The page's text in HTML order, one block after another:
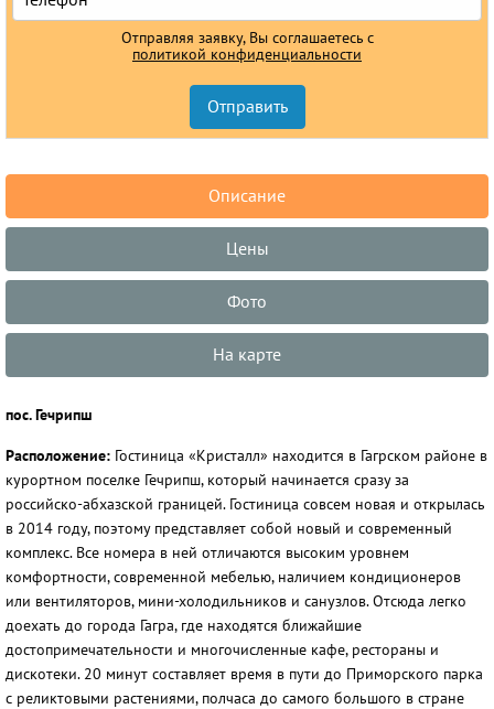
Отправляя заявку, Вы соглашаетесь с
политикой конфиденциальности
Описание
Цены
Фото
На карте
пос. Гечрипш
Расположение: Гостиница «Кристалл» находится в Гагрском районе в
курортном поселке Гечрипш, который начинается сразу за
российско-абхазской границей. Гостиница совсем новая и открылась
в 2014 году, поэтому представляет собой новый и современный
комплекс. Все номера в ней отличаются высоким уровнем
комфортности, современной мебелью, наличием кондиционеров
или вентиляторов, мини-холодильников и санузлов. Отсюда легко
доехать до города Гагра, где находятся ближайшие
достопримечательности и многочисленные кафе, рестораны и
дискотеки. 20 минут составляет время в пути до Приморского парка
с реликтовыми растениями, полчаса до самого большого в стране